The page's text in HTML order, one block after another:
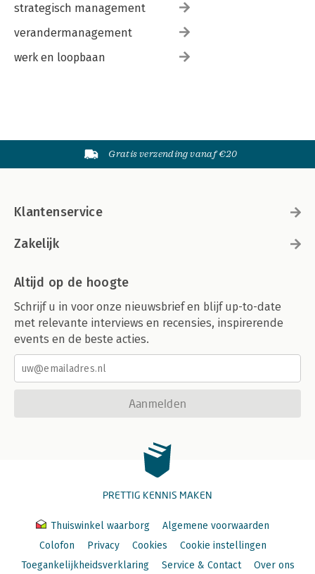
strategisch management
verandermanagement
werk en loopbaan
Gratis verzending vanaf €20
Klantenservice
Zakelijk
Altijd op de hoogte
Schrijf u in voor onze nieuwsbrief en blijf up-to-date
met relevante interviews en recensies, inspirerende
events en de beste acties.
Aanmelden
PRETTIG KENNIS MAKEN
Thuiswinkel waarborg
Algemene voorwaarden
Colofon
Privacy Cookies
Cookie instellingen
Toegankelijkheidsverklaring
Service & Contact Over ons